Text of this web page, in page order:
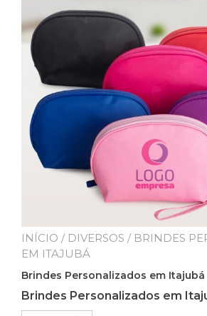
INÍCIO / DIVERSOS / BRINDES
EM ITAJUBÁ
Brindes Personalizados em Itajubá
Brindes Personalizados em